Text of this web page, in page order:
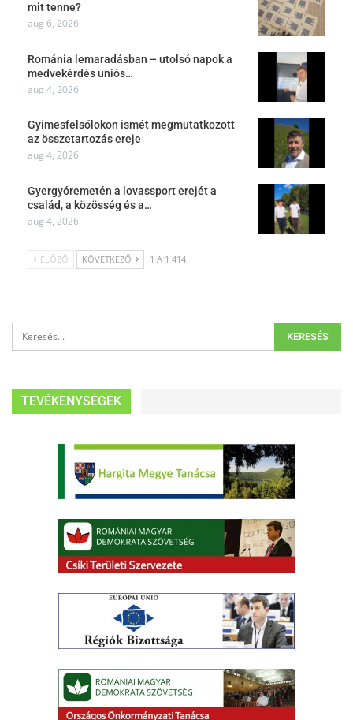
mit tenne?
aug 6, 2026
Románia lemaradásban – utolsó napok a
medvekérdés uniós…
aug 4, 2026
Gyimesfelsőlokon ismét megmutatkozott
az összetartozás ereje
aug 4, 2026
Gyergyóremetén a lovassport erejét a
család, a közösség és a…
aug 4, 2026
ELŐZŐ KÖVETKEZŐ 1 A 1 414
TEVÉKENYSÉGEK